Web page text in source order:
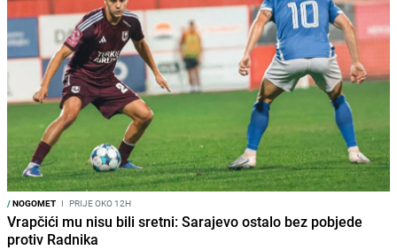
/NOGOMET I PRIJE OKO 12H
Vrapčići mu nisu bili sretni: Sarajevo ostalo bez pobjede
protiv Radnika